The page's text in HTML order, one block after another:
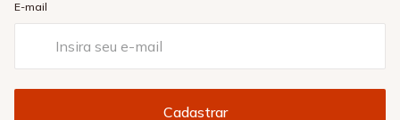
E-mail